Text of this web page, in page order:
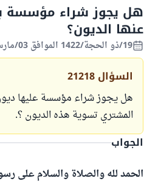
هل يجوز شراء مؤسسة
عنها الديون؟
19/ذو الحجة/1422 الموافق 03/مارس/2002
السؤال 21218
هل يجوز شراء مؤسسة عليها
المشتري تسوية هذه الديون ؟.
الجواب
الحمد لله والصلاة والسلام على